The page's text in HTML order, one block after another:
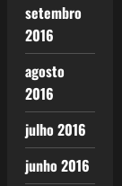
setembro
2016
agosto
2016
julho 2016
junho 2016